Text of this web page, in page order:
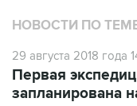
НОВОСТИ ПО
29 августа 2018 года
Первая
запланирована